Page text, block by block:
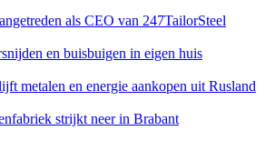
als CEO van 247TailorSteel
en buisbuigen in eigen huis
metalen en energie aankopen uit Rusland
strijkt neer in Brabant